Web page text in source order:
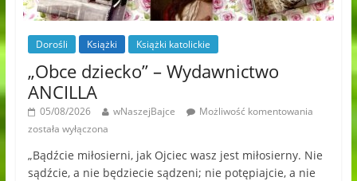
Dorośli Książki Książki katolickie
„Obce dziecko” – Wydawnictwo
ANCILLA
05/08/2026 wNaszejBajce
Możliwość komentowania
została wyłączona
„Bądźcie miłosierni, jak Ojciec wasz jest miłosierny. Nie
sądźcie, a nie będziecie sądzeni; nie potępiajcie, a nie